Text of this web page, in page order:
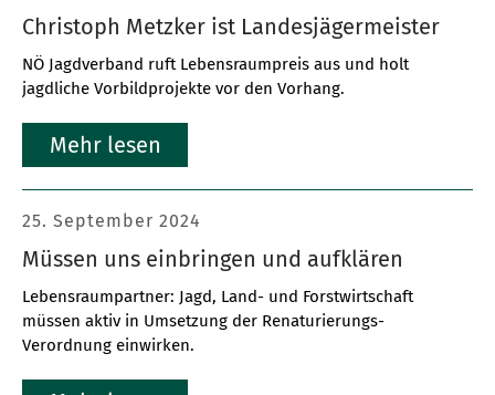
Christoph Metzker ist Landesjägermeister
NÖ Jagdverband ruft Lebensraumpreis aus und holt
jagdliche Vorbildprojekte vor den Vorhang.
Mehr lesen
Müssen uns einbringen und aufklären
Lebensraumpartner: Jagd, Land- und Forstwirtschaft
müssen aktiv in Umsetzung der Renaturierungs-
Verordnung einwirken.
25. September 2024